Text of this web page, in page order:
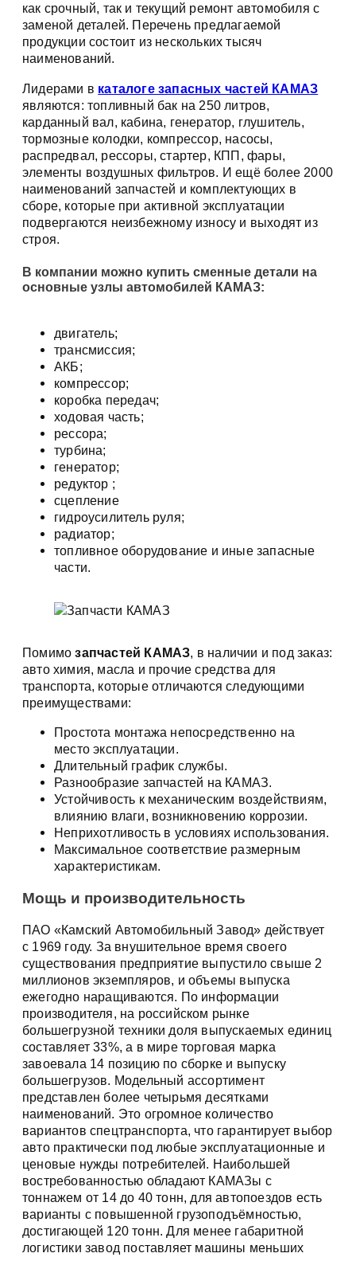
как срочный, так и текущий ремонт автомобиля с
заменой деталей. Перечень предлагаемой
продукции состоит из нескольких тысяч
наименований.
Лидерами в каталоге запасных частей КАМАЗ
являются: топливный бак на 250 литров,
карданный вал, кабина, генератор, глушитель,
тормозные колодки, компрессор, насосы,
распредвал, рессоры, стартер, КПП, фары,
элементы воздушных фильтров. И ещё более 2000
наименований запчастей и комплектующих в
сборе, которые при активной эксплуатации
подвергаются неизбежному износу и выходят из
строя.
В компании можно купить сменные детали на
основные узлы автомобилей КАМАЗ:
двигатель;
трансмиссия;
АКБ;
компрессор;
коробка передач;
ходовая часть;
рессора;
турбина;
генератор;
редуктор ;
сцепление
гидроусилитель руля;
радиатор;
топливное оборудование и иные запасные
части.
Помимо запчастей КАМАЗ, в наличии и под заказ:
авто химия, масла и прочие средства для
транспорта, которые отличаются следующими
преимуществами:
Простота монтажа непосредственно на
место эксплуатации.
Длительный график службы.
Разнообразие запчастей на КАМАЗ.
Устойчивость к механическим воздействиям,
влиянию влаги, возникновению коррозии.
Неприхотливость в условиях использования.
Максимальное соответствие размерным
характеристикам.
Мощь и производительность
ПАО «Камский Автомобильный Завод» действует
с 1969 году. За внушительное время своего
существования предприятие выпустило свыше 2
миллионов экземпляров, и объемы выпуска
ежегодно наращиваются. По информации
производителя, на российском рынке
большегрузной техники доля выпускаемых единиц
составляет 33%, а в мире торговая марка
завоевала 14 позицию по сборке и выпуску
большегрузов. Модельный ассортимент
представлен более четырьмя десятками
наименований. Это огромное количество
вариантов спецтранспорта, что гарантирует выбор
авто практически под любые эксплуатационные и
ценовые нужды потребителей. Наибольшей
востребованностью обладают КАМАЗы с
тоннажем от 14 до 40 тонн, для автопоездов есть
варианты с повышенной грузоподъёмностью,
достигающей 120 тонн. Для менее габаритной
логистики завод поставляет машины меньших